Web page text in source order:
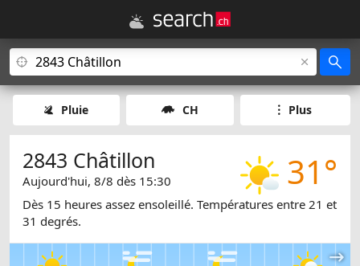
Pluie CH Plus
31°
2843 Châtillon
Aujourd'hui, 8/8 dès 15:30
Dès 15 heures assez ensoleillé. Températures entre 21 et
31 degrés.